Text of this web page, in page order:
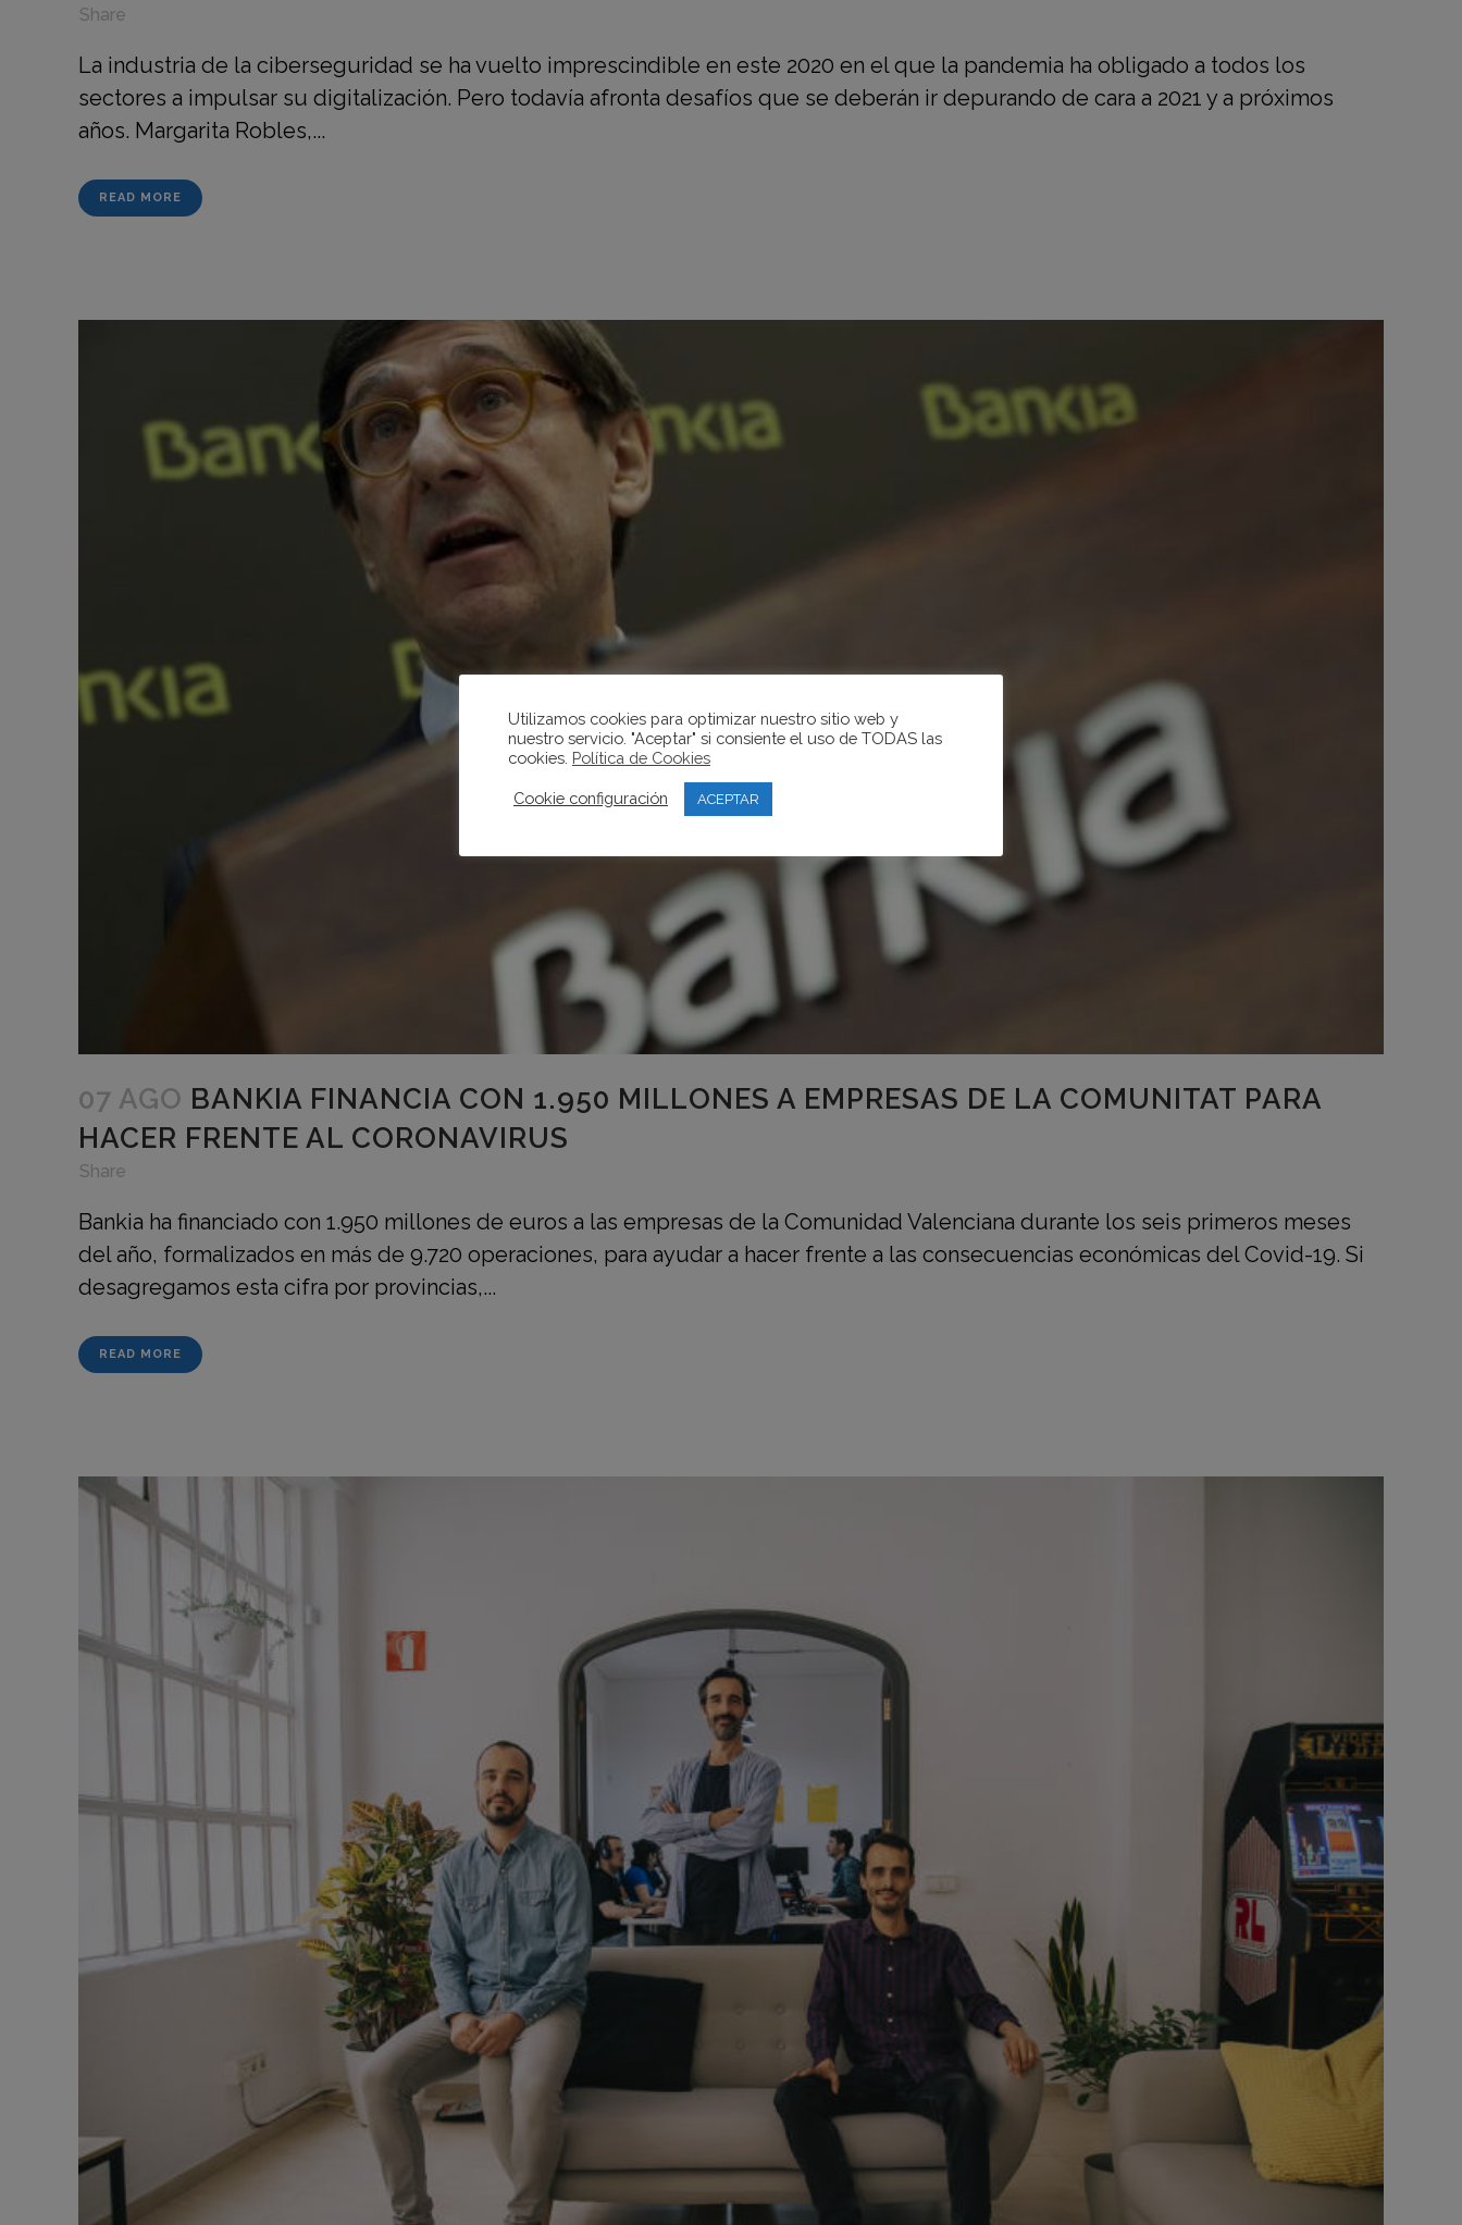
Share
La industria de la ciberseguridad se ha vuelto imprescindible en este 2020 en el que la pandemia ha obligado a todos los
sectores a impulsar su digitalización. Pero todavía afronta desafíos que se deberán ir depurando de cara a 2021 y a próximos
años. Margarita Robles,...
READ MORE
07 AGO BANKIA FINANCIA CON 1.950 MILLONES A EMPRESAS DE LA COMUNITAT PARA
HACER FRENTE AL CORONAVIRUS
Share
Bankia ha financiado con 1.950 millones de euros a las empresas de la Comunidad Valenciana durante los seis primeros meses
del año, formalizados en más de 9.720 operaciones, para ayudar a hacer frente a las consecuencias económicas del Covid-19. Si
desagregamos esta cifra por provincias,...
READ MORE
Utilizamos cookies para optimizar nuestro sitio web y
nuestro servicio. "Aceptar" si consiente el uso de TODAS las
cookies. Política de Cookies
Cookie configuración ACEPTAR